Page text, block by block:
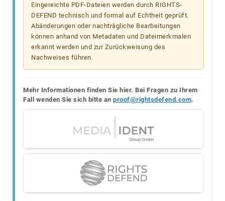
Eingereichte PDF-Dateien werden durch RIGHTS-
DEFEND technisch und formal auf Echtheit geprüft.
Abänderungen oder nachträgliche Bearbeitungen
können anhand von Metadaten und Dateimerkmalen
erkannt werden und zur Zurückweisung des
Nachweises führen.
Mehr Informationen finden Sie hier. Bei Fragen zu Ihrem
Fall wenden Sie sich bitte an proof@rightsdefend.com.